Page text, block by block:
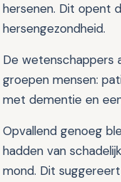
hersenen. Dit opent
hersengezondheid.
De wetenschappers
groepen mensen:
met dementie en
Opvallend genoeg
hadden van
mond. Dit